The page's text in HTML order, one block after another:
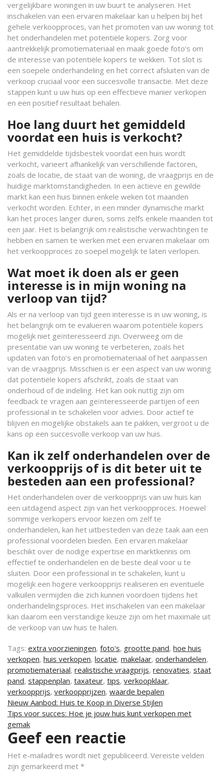
vergelijkbare woningen in uw buurt te analyseren. Het
inschakelen van een ervaren makelaar kan u helpen bij het
gehele verkoopproces, van het promoten van uw woning tot
het onderhandelen met potentiële kopers. Zorg voor
aantrekkelijk promotiemateriaal en maak goede foto’s om
de interesse van potentiële kopers te wekken. Tot slot is
een soepele onderhandeling en het correct afsluiten van de
verkoop cruciaal voor een succesvolle transactie. Met deze
stappen kunt u uw huis op een effectieve manier verkopen
en een positief resultaat behalen.
Hoe lang duurt het gemiddeld
voordat een huis is verkocht?
Het gemiddelde tijdsbestek voordat een huis wordt
verkocht, varieert afhankelijk van verschillende factoren,
zoals de locatie, de staat van de woning, de vraagprijs en de
huidige marktomstandigheden. In een actieve en gewilde
markt kan een huis binnen enkele weken tot maanden
verkocht worden. Echter, in een minder dynamische markt
kan het proces langer duren, soms zelfs enkele maanden tot
een jaar. Het is belangrijk om realistische verwachtingen te
hebben en samen te werken met een ervaren makelaar om
het verkoopproces zo soepel mogelijk te laten verlopen.
Wat moet ik doen als er geen
interesse is in mijn woning na
verloop van tijd?
Als er na verloop van tijd geen interesse is in uw woning, is
het belangrijk om te evalueren waarom potentiële kopers
mogelijk niet geïnteresseerd zijn. Overweeg om de
presentatie van uw woning te verbeteren, zoals het
updaten van foto’s en promotiemateriaal of het aanpassen
van de vraagprijs. Misschien is er een aspect van uw woning
dat potentiële kopers afschrikt, zoals de staat van
onderhoud of de indeling. Het kan ook nuttig zijn om
feedback te vragen aan geïnteresseerde partijen of een
professional in te schakelen voor advies. Door actief te
blijven en mogelijke obstakels aan te pakken, vergroot u de
kans op een succesvolle verkoop van uw huis.
Kan ik zelf onderhandelen over de
verkoopprijs of is dit beter uit te
besteden aan een professional?
Het onderhandelen over de verkoopprijs van uw huis kan
een uitdagend aspect zijn van het verkoopproces. Hoewel
sommige verkopers ervoor kiezen om zelf te
onderhandelen, kan het uitbesteden van deze taak aan een
professional voordelen bieden. Een ervaren makelaar
beschikt over de nodige expertise en marktkennis om
effectief te onderhandelen en de beste deal voor u te
sluiten. Door een professional in te schakelen, kunt u
mogelijk een hogere verkoopprijs realiseren en eventuele
valkuilen vermijden die zich kunnen voordoen tijdens het
onderhandelingsproces. Het inschakelen van een makelaar
kan daarom een verstandige keuze zijn om het maximale uit
de verkoop van uw huis te halen.
Tags: extra voorzieningen, foto's, grootte pand, hoe huis
verkopen, huis verkopen, locatie, makelaar, onderhandelen,
promotiemateriaal, realistische vraagprijs, renovaties, staat
pand, stappenplan, taxateur, tips, verkoopklaar,
verkoopprijs, verkoopprijzen, waarde bepalen
Berichtnavigatie
Nieuw Aanbod: Huis te Koop in Diverse Stijlen
Tips voor succes: Hoe je jouw huis kunt verkopen met
gemak
Geef een reactie
Het e-mailadres wordt niet gepubliceerd. Vereiste velden
zijn gemarkeerd met *